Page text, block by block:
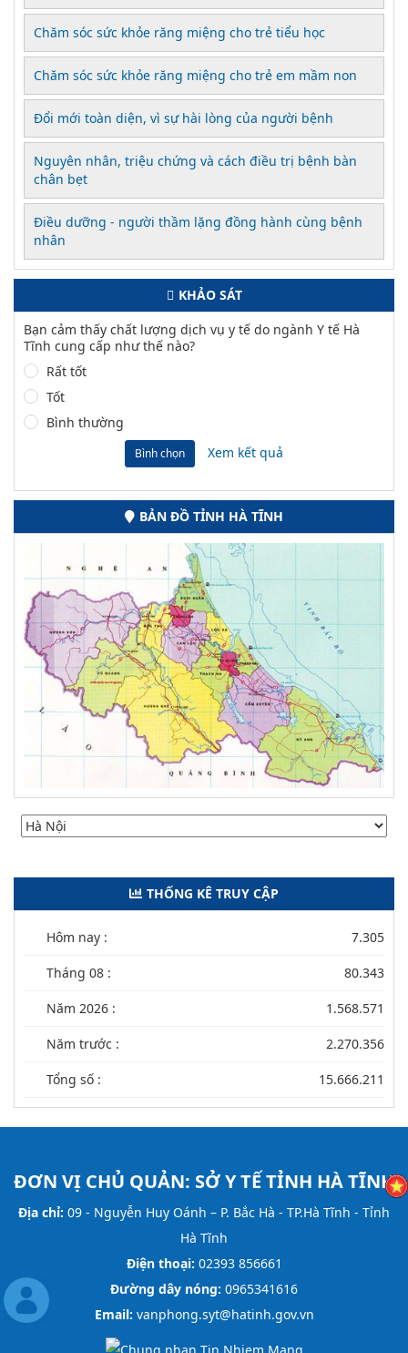
Chăm sóc sức khỏe răng miệng cho trẻ tiểu học
Chăm sóc sức khỏe răng miệng cho trẻ em mầm non
Đổi mới toàn diện, vì sự hài lòng của người bệnh
Nguyên nhân, triệu chứng và cách điều trị bệnh bàn
chân bẹt
Điều dưỡng - người thầm lặng đồng hành cùng bệnh
nhân
KHẢO SÁT
Bạn cảm thấy chất lượng dịch vụ y tế do ngành Y tế Hà
Tĩnh cung cấp như thế nào?
Rất tốt
Tốt
Bình thường
Bình chọn Xem kết quả
BẢN ĐỒ TỈNH HÀ TĨNH
THỐNG KÊ TRUY CẬP
Hôm nay : 7.305
Tháng 08 : 80.343
Năm 2026 : 1.568.571
Năm trước : 2.270.356
Tổng số : 15.666.211
ĐƠN VỊ CHỦ QUẢN: SỞ Y TẾ TỈNH HÀ TĨNH
Địa chỉ: 09 - Nguyễn Huy Oánh – P. Bắc Hà - TP.Hà Tĩnh - Tỉnh
Hà Tĩnh
Điện thoại: 02393 856661
Đường dây nóng: 0965341616
Email: vanphong.syt@hatinh.gov.vn